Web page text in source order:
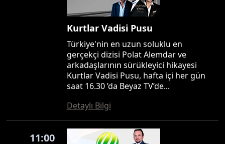
Kurtlar Vadisi Pusu
Türkiye'nin en uzun soluklu en
gerçekçi dizisi Polat Alemdar ve
arkadaşlarının sürükleyici hikayesi
Kurtlar Vadisi Pusu, hafta içi her gün
saat 16.30 ’da Beyaz TV’de...
Detaylı Bilgi
11:00